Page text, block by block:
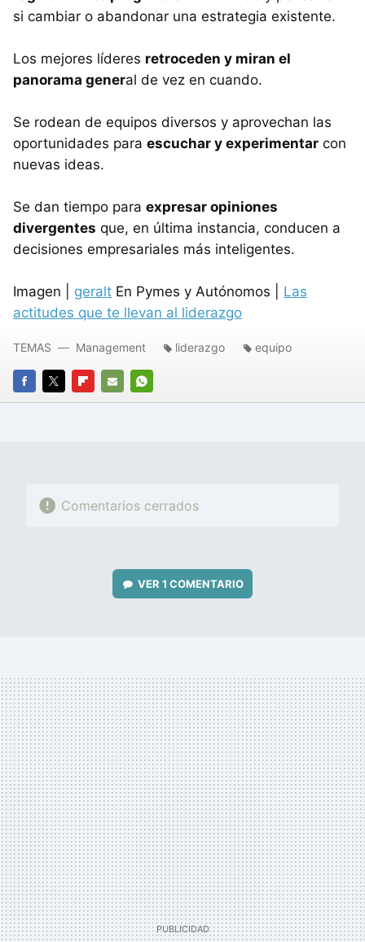
si cambiar o abandonar una estrategia existente.
Los mejores líderes retroceden y miran el
panorama general de vez en cuando.
Se rodean de equipos diversos y aprovechan las
oportunidades para escuchar y experimentar con
nuevas ideas.
Se dan tiempo para expresar opiniones
divergentes que, en última instancia, conducen a
decisiones empresariales más inteligentes.
Imagen | geralt En Pymes y Autónomos | Las
actitudes que te llevan al liderazgo
FACEBOOK
TWITTERFLIPBOARD
E-
WHATSAPP
TEMAS Management liderazgo equipo
Comentarios cerrados
VER 1 COMENTARIO